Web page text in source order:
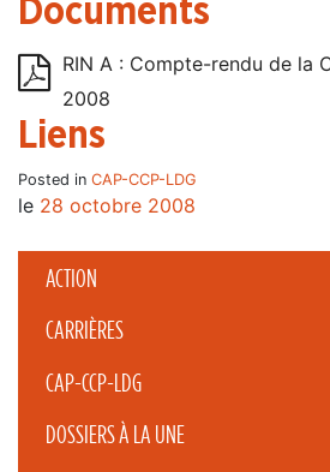
ACTION
CARRIÈRES
CAP-CCP-LDG
DOSSIERS À LA UNE
Documents
RIN A : Compte-rendu de la
2008
Liens
Posted in CAP-CCP-LDG
le 28 octobre 2008